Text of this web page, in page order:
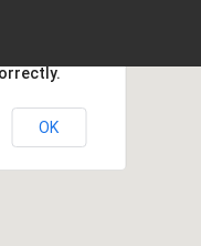
OK